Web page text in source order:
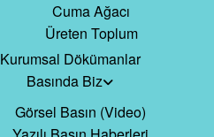
Cuma Ağacı
Üreten Toplum
Kurumsal Dökümanlar
Basında Biz
Görsel Basın (Video)